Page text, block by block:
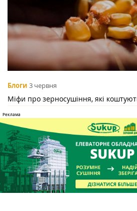
Блоги 3 червня
Міфи про зерносушіння, які